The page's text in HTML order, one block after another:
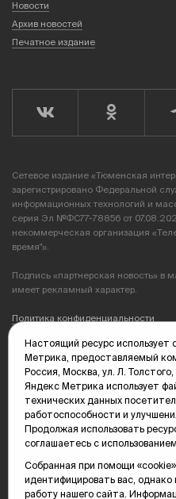
Новости
Архив новостей
Печатное издание
Сетевое издание «Тюменская
зарегистрировано Федеральной
информационных технологий и
серия Эл №ФС77-78856 от
некоммерческая организация
время"».
Подпись «партнерская новость» в
имеет рекламный характер.
Политика конфиденциальности
Редакция: 625035, Тюмень, пр.
(3452) 68-89-05
edit@vsluh.ru
Главный редактор: Панкина Т.Ю.
kika@vsluh.ru
По вопросам рекламы:
(3452) 68-89-78
kotovaev@sibinformburo.ru
mim@vsluh.ru
Настоящий ресурс использует
Метрика, предоставляемый
Россия, Москва, ул. Л.
Яндекс Метрика использует
технических данных
работоспособности и
Продолжая использовать
соглашаетесь с
Собранная при помощи
идентифицировать вас,
работу нашего сайта.